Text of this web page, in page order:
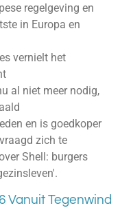
regelgeving en
in Europa en
vernielt het
al niet meer nodig,
en is goedkoper
zich te
Shell: burgers
Vanuit Tegenwind